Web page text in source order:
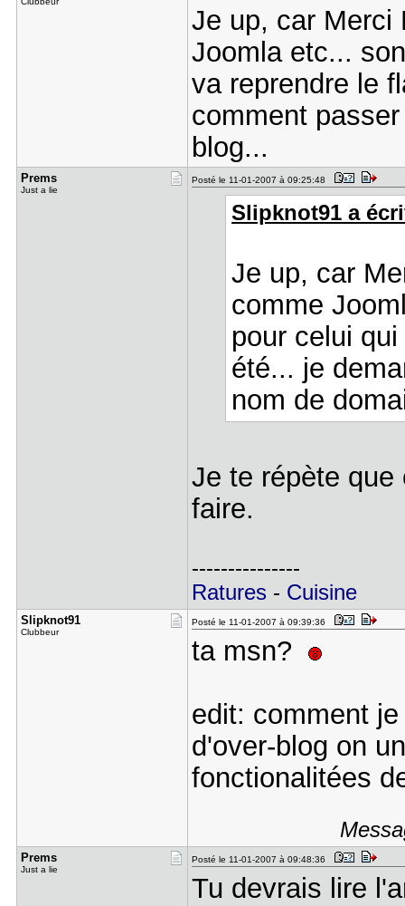
Je up, car Merci
Joomla etc...
va reprendre le
comment
blog...
Prems
Just a lie
Posté le 11-01-2007 à 09:25:48
Slipknot91 a
Je up, car
comme
pour celui
été... je
nom de
Je te répète que
faire.
---------------
Ratures- Cuisine
Slipknot91
Clubbeur
Posté le 11-01-2007 à 09:39:36
ta msn?
edit: comment
d'over-blog on
fonctionalitées
Prems
Just a lie
Posté le 11-01-2007 à 09:48:36
Tu devrais lire